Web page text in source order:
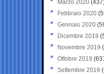
Marzo 2020
Febbraio 2020
Gennaio 2020
Dicembre 2019
Novembre 2019
Ottobre 2019
Settembre 2019